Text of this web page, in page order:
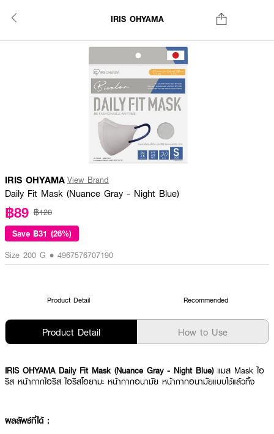
IRIS OHYAMA
IRIS OHYAMA View Brand
Daily Fit Mask (Nuance Gray - Night Blue)
฿89 ฿120
Save ฿31 (26%)
Size 200 G • 4967576707190
Product Detail Recommended
Product Detail How to Use
IRIS OHYAMA Daily Fit Mask (Nuance Gray - Night Blue) แมส Mask ไอ
ริส หน้ากากไอริส ไอริสโอยามะ หน้ากากอนามัย หน้ากากอนามัยแบบใช้แล้วทิ้ง
ผลลัพธ์ที่ได้ :